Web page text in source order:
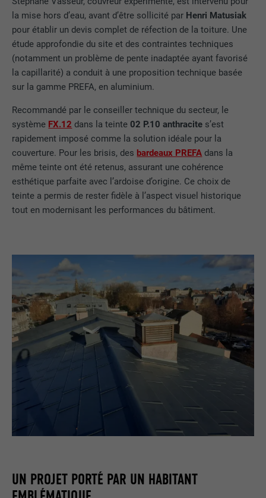
la mise hors d’eau, avant d’être sollicité par Henri Matusiak
pour établir un devis complet de réfection de la toiture. Une
étude approfondie du site et des contraintes techniques
(notamment un problème de pente inadaptée ayant favorisé
la capillarité) a conduit à une proposition technique basée
sur la gamme PREFA, en aluminium.
Recommandé par le conseiller technique du secteur, le
système FX.12 dans la teinte02 P.10 anthracite s’est
rapidement imposé comme la solution idéale pour la
couverture. Pour les brisis, des bardeaux PREFA dans la
même teinte ont été retenus, assurant une cohérence
esthétique parfaite avec l’ardoise d’origine. Ce choix de
teinte a permis de rester fidèle à l’aspect visuel historique
tout en modernisant les performances du bâtiment.
UN PROJET PORTÉ PAR UN HABITANT